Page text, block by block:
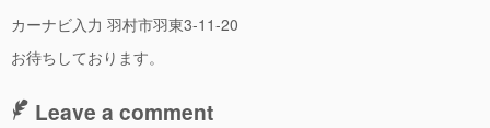
カーナビ入力 羽村市羽東3-11-20
お待ちしております。
Leave a comment